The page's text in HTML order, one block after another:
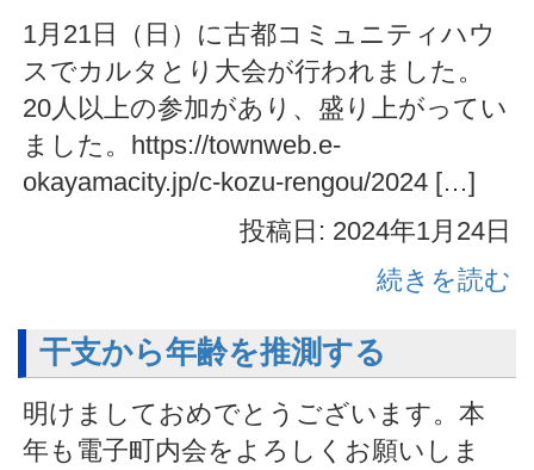
1月21日（日）に古都コミュニティハウ
スでカルタとり大会が行われました。
20人以上の参加があり、盛り上がってい
ました。https://townweb.e-
okayamacity.jp/c-kozu-rengou/2024 […]
投稿日: 2024年1月24日
続きを読む
干支から年齢を推測する
明けましておめでとうございます。本
年も電子町内会をよろしくお願いしま